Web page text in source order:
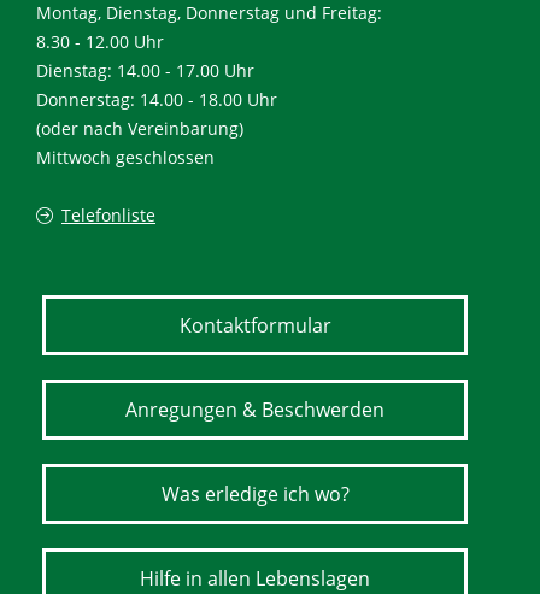
Montag, Dienstag, Donnerstag und Freitag:
8.30 - 12.00 Uhr
Dienstag: 14.00 - 17.00 Uhr
Donnerstag: 14.00 - 18.00 Uhr
(oder nach Vereinbarung)
Mittwoch geschlossen
Telefonliste
Kontaktformular
Anregungen & Beschwerden
Was erledige ich wo?
Hilfe in allen Lebenslagen